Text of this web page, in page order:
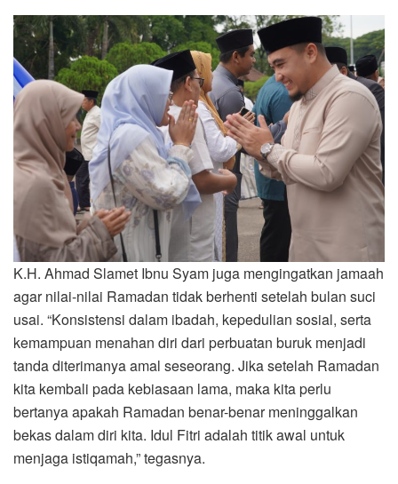
K.H. Ahmad Slamet Ibnu Syam juga mengingatkan jamaah
agar nilai-nilai Ramadan tidak berhenti setelah bulan suci
usai. “Konsistensi dalam ibadah, kepedulian sosial, serta
kemampuan menahan diri dari perbuatan buruk menjadi
tanda diterimanya amal seseorang. Jika setelah Ramadan
kita kembali pada kebiasaan lama, maka kita perlu
bertanya apakah Ramadan benar-benar meninggalkan
bekas dalam diri kita. Idul Fitri adalah titik awal untuk
menjaga istiqamah,” tegasnya.